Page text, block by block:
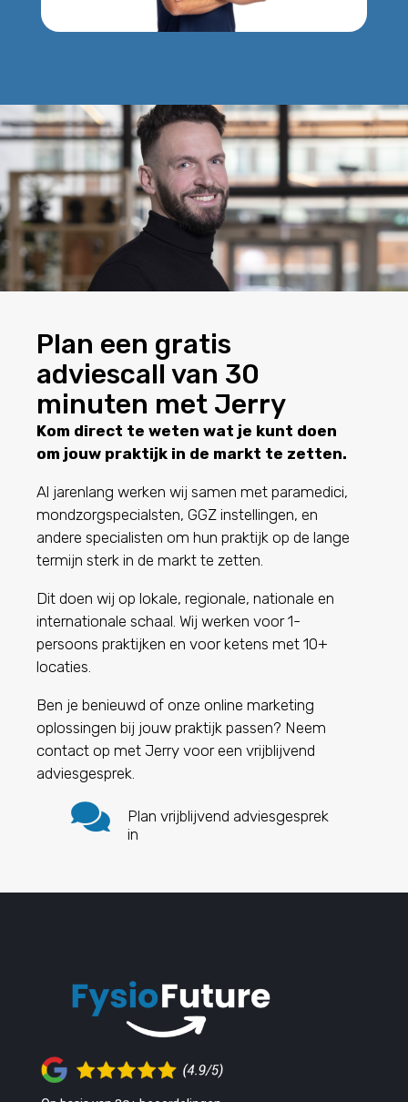
Plan een gratis
adviescall van 30
minuten met Jerry
Kom direct te weten wat je kunt doen
om jouw praktijk in de markt te zetten.
Al jarenlang werken wij samen met paramedici,
mondzorgspecialsten, GGZ instellingen, en
andere specialisten om hun praktijk op de lange
termijn sterk in de markt te zetten.
Dit doen wij op lokale, regionale, nationale en
internationale schaal. Wij werken voor 1-
persoons praktijken en voor ketens met 10+
locaties.
Ben je benieuwd of onze online marketing
oplossingen bij jouw praktijk passen? Neem
contact op met Jerry voor een vrijblijvend
adviesgesprek.

Plan vrijblijvend adviesgesprek
in